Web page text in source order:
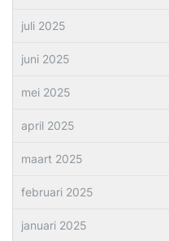
juli 2025
juni 2025
mei 2025
april 2025
maart 2025
februari 2025
januari 2025